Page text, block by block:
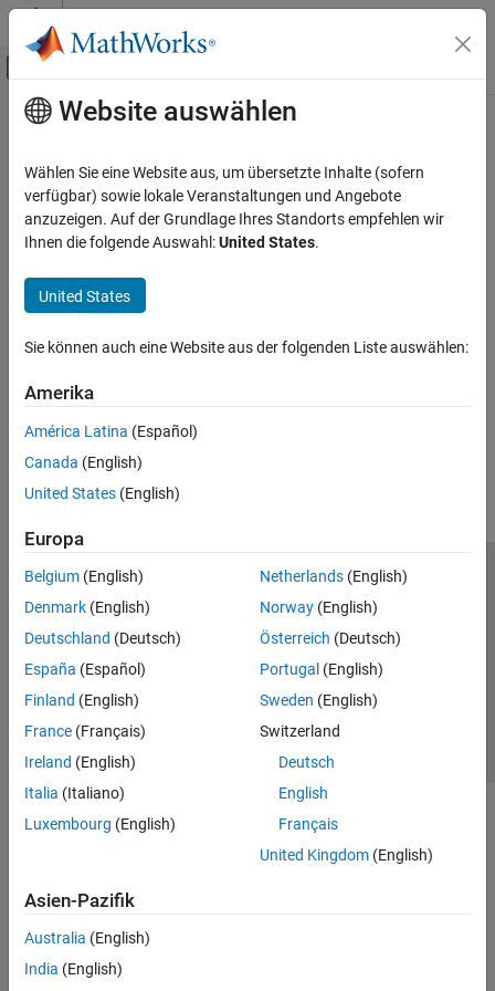
Weiter zum Inhalt
Umschaltung für Off-Canvas-
Startseite der Dokumentation
Kategorie
Database Toolbox
Econometrics Toolbox
Financial Toolbox
Risk Management Toolbox
Get Started with Risk Management
Toolbox
Consumer Credit Risk
Corporate Credit Risk
Insurance Risk
Lifetime Models for Probability of Default
Loss Given Default Models
Risk Model Validation
Model Risk Management with
Modelscape
Hauptinhalt
How useful was this information?
Website auswählen
Wählen Sie eine Website aus, um übersetzte Inhalte (sofern
verfügbar) sowie lokale Veranstaltungen und Angebote
anzuzeigen. Auf der Grundlage Ihres Standorts empfehlen wir
Ihnen die folgende Auswahl:United States.
United States
Sie können auch eine Website aus der folgenden Liste auswählen:
Amerika
América Latina (Español)
Canada (English)
United States (English)
Europa
Belgium (English)
Denmark (English)
Deutschland (Deutsch)
España (Español)
Finland (English)
France (Français)
Ireland (English)
Italia (Italiano)
Luxembourg (English)
Netherlands(English)
Norway(English)
Österreich (Deutsch)
Portugal (English)
Sweden (English)
Switzerland
Deutsch
English
Français
United Kingdom(English)
Asien-Pazifik
Australia (English)
India (English)
Trust Center
Datenschutz-Richtlinien
Datendiebstahl verhindern
Status von Anwendungen
© 1994-2026 The MathWorks, Inc.
Website auswählen
Deutschland